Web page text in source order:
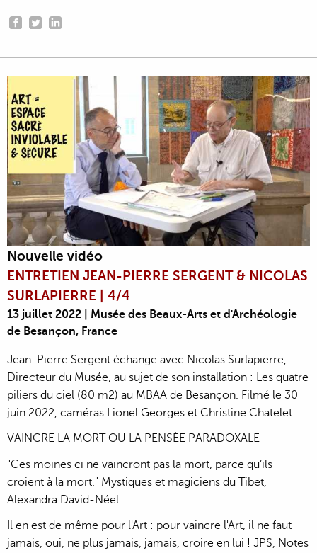
Nouvelle vidéo
ENTRETIEN JEAN-PIERRE SERGENT & NICOLAS
SURLAPIERRE | 4/4
13 juillet 2022 | Musée des Beaux-Arts et d'Archéologie
de Besançon, France
Jean-Pierre Sergent échange avec Nicolas Surlapierre,
Directeur du Musée, au sujet de son installation : Les quatre
piliers du ciel (80 m2) au MBAA de Besançon. Filmé le 30
juin 2022, caméras Lionel Georges et Christine Chatelet.
VAINCRE LA MORT OU LA PENSÈE PARADOXALE
"Ces moines ci ne vaincront pas la mort, parce qu’ils
croient à la mort." Mystiques et magiciens du Tibet,
Alexandra David-Néel
Il en est de même pour l'Art : pour vaincre l'Art, il ne faut
jamais, oui, ne plus jamais, jamais, croire en lui ! JPS, Notes